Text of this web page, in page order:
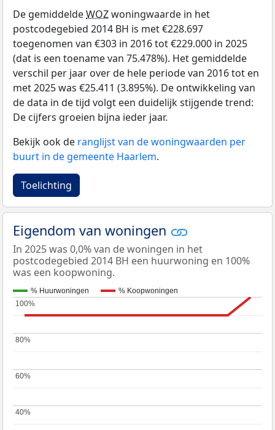
De gemiddeldeWOZwoningwaarde in het
postcodegebied 2014 BH is met €228.697
toegenomen van €303 in 2016 tot €229.000 in 2025
(dat is een toename van 75.478%). Het gemiddelde
verschil per jaar over de hele periode van 2016 tot en
met 2025 was €25.411 (3.895%). De ontwikkeling van
de data in de tijd volgt een duidelijk stijgende trend:
De cijfers groeien bijna ieder jaar.
Bekijk ook de ranglijst van de woningwaarden per
buurt in de gemeente Haarlem.
Toelichting
Eigendom van woningen
In 2025 was 0,0% van de woningen in het
postcodegebied 2014 BH een huurwoning en 100%
was een koopwoning.
% Huurwoningen % Koopwoningen
40%
40%
60%
60%
80%
80%
100%
100%